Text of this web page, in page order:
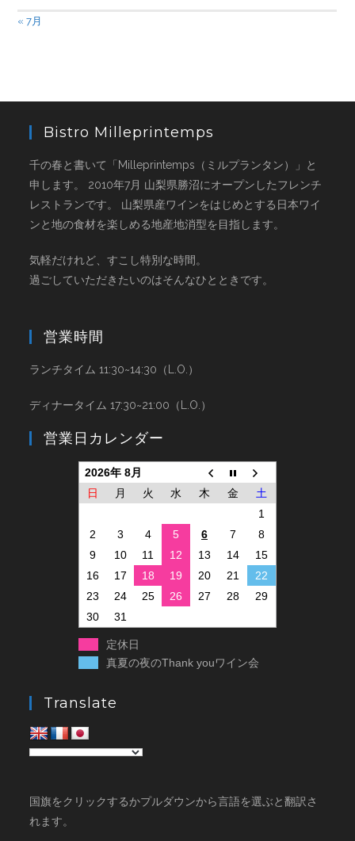
« 7月
Bistro Milleprintemps
千の春と書いて「Milleprintemps（ミルプランタン）」と
申します。 2010年7月 山梨県勝沼にオープンしたフレンチ
レストランです。 山梨県産ワインをはじめとする日本ワイ
ンと地の食材を楽しめる地産地消型を目指します。
気軽だけれど、すこし特別な時間。
過ごしていただきたいのはそんなひとときです。
営業時間
ランチタイム 11:30~14:30（L.O.）
ディナータイム 17:30~21:00（L.O.）
営業日カレンダー
2026年 8月
日
月 火 水 木 金
土
1
2
3 4 5 6 7
8
9
10 11 12 13 14
15
16
17 18 19 20 21
22
23
24 25 26 27 28
29
30
31
定休日
真夏の夜のThank youワイン会
Translate
国旗をクリックするかプルダウンから言語を選ぶと翻訳さ
れます。